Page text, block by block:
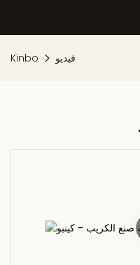
Kinbo فيديو